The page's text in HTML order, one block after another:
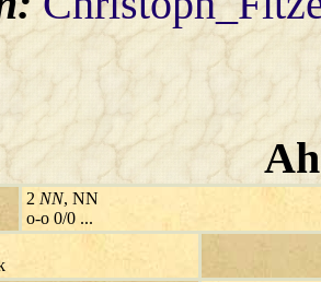
2 NN, NN
o-o 0/0 ...